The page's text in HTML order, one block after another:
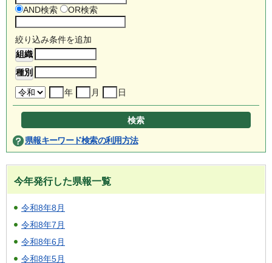
AND検索 OR検索
絞り込み条件を追加
年 月 日
県報キーワード検索の利用方法
今年発行した県報一覧
令和8年8月
令和8年7月
令和8年6月
令和8年5月